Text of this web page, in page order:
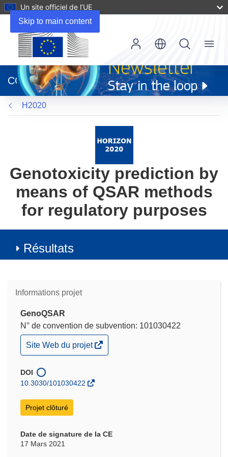
Skip to main content
Un site officiel de l’UE
dans
une
nouvelle
fenêtre)
CORDIS
Menu
H2020
Genotoxicity prediction by
means of QSAR methods
for regulatory purposes
Résultats
Informations projet
GenoQSAR
N° de convention de subvention: 101030422
(s’ouvre
dans
nouvelle
fenêtre)
Site Web du projet
DOI
10.3030/101030422
Projet clôturé
Date de signature de la CE
17 Mars 2021